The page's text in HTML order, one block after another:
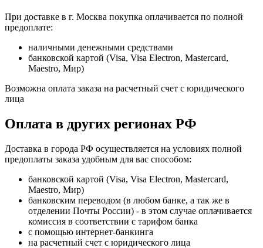
При доставке в г. Москва покупка оплачивается по полной
предоплате:
наличными денежными средствами
банковской картой (Visa, Visa Electron, Mastercard,
Maestro, Мир)
Возможна оплата заказа на расчетный счет с юридического
лица
Оплата в других регионах РФ
Доставка в города РФ осуществляется на условиях полной
предоплаты заказа удобным для вас способом:
банковской картой (Visa, Visa Electron, Mastercard,
Maestro, Мир)
банковским переводом (в любом банке, а так же в
отделении Почты России) - в этом случае оплачивается
комиссия в соответствии с тарифом банка
с помощью интернет-банкинга
на расчетный счет с юридического лица